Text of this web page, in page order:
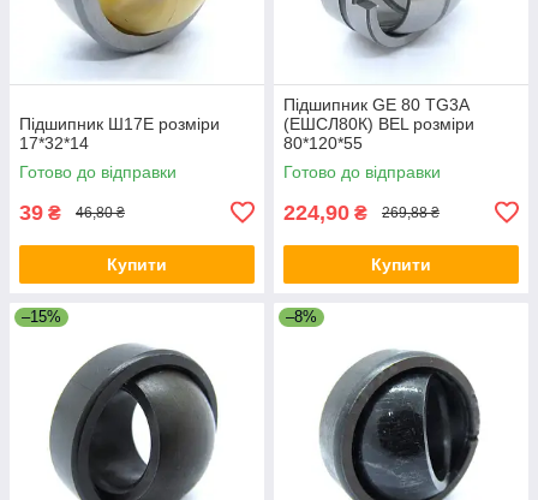
Підшипник Ш17Е розміри
17*32*14
Готово до відправки
39 ₴ 46,80 ₴
Купити
Підшипник GE 80 TG3A
(ЕШСЛ80К) BEL розміри
80*120*55
Готово до відправки
224,90 ₴ 269,88 ₴
Купити
–15% –8%